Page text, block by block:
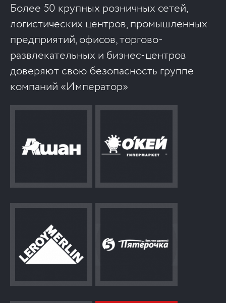
Более 50 крупных розничных сетей,
логистических центров, промышленных
предприятий, офисов, торгово-
развлекательных и бизнес-центров
доверяют свою безопасность группе
компаний «Император»